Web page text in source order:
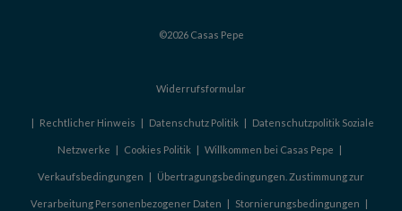
©2026 Casas Pepe
Widerrufsformular
| Rechtlicher Hinweis | Datenschutz Politik | Datenschutzpolitik Soziale
Netzwerke | Cookies Politik| Willkommen bei Casas Pepe |
Verkaufsbedingungen | Übertragungsbedingungen. Zustimmung zur
Verarbeitung Personenbezogener Daten | Stornierungsbedingungen |